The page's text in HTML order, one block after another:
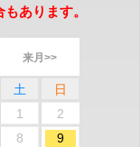
あります。
来月>>
土
日
1
2
8
9